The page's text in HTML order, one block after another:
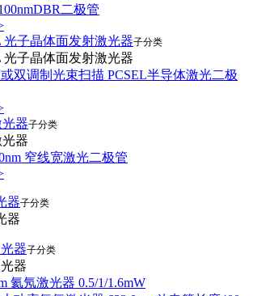
二极管
光子晶体面发射激光器子分类
光子晶体面发射激光器
双调制光束扫描 PCSEL半导体激光二极
器子分类
器
窄线宽激光二极管
器子分类
器
器子分类
器
氦氖激光器 0.5/1/1.6mW